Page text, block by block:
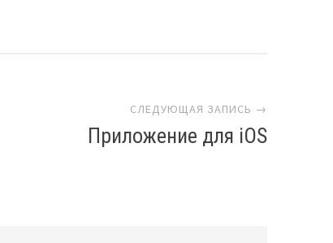
СЛЕДУЮЩАЯ ЗАПИСЬ →
Приложение для iOS